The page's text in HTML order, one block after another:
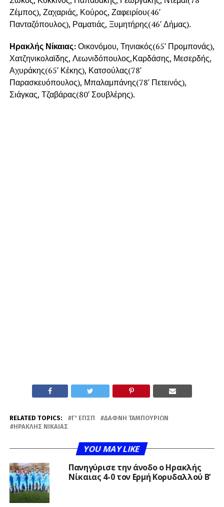
Ζέμπος), Ζαχαριάς, Κούρος, Ζαφειρίου(46′
Πανταζόπουλος), Ραματιάς, Ξυμητήρης(46′ Δήμας).
Ηρακλής Νίκαιας:Οικονόμου, Τηνιακός(65′ Προμπονάς),
Χατζηνικολαϊδης, Λεωνιδόπουλος,Καρδάσης, Μεσερδής,
Αχυράκης(65′ Κέκης), Κατσούλας(78′
Παρασκευόπουλος), Μπαλαμπάνης(78′ Πετεινός),
Σιάγκας, Τζαβάρας(80′ Σουβλέρης).
RELATED TOPICS: Γ' ΕΠΣΠ
ΔΆΦΝΗ ΤΑΜΠΟΥΡΊΩΝ
ΗΡΑΚΛΉΣ ΝΊΚΑΙΑΣ
YOU MAY LIKE
Πανηγύρισε την άνοδο ο Ηρακλής
Νίκαιας 4-0 τον Ερμή Κορυδαλλού Β’